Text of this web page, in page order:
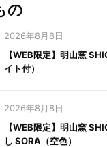
の
2026年8月8日
【WEB限定】明山窯
イト付）
2026年8月8日
【WEB限定】明山窯
し SORA（空色）